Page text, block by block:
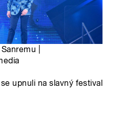
|
upnuli na slavný festival